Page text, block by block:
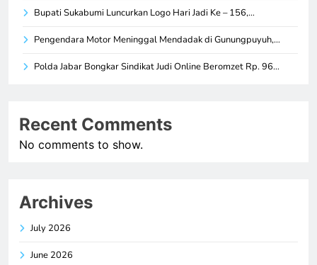
Bupati Sukabumi Luncurkan Logo Hari Jadi Ke – 156,…
Pengendara Motor Meninggal Mendadak di Gunungpuyuh,…
Polda Jabar Bongkar Sindikat Judi Online Beromzet Rp. 96…
Recent Comments
No comments to show.
Archives
July 2026
June 2026